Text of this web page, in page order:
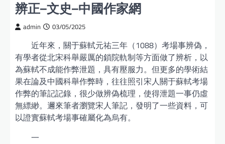
辨正–文史–中國作家網
admin 03/05/2025
近年來，關于蘇軾元祐三年（1088）考場事辨偽，
有學者從北宋科舉嚴厲的鎖院軌制等方面做了辨析，以
為蘇軾不成能作弊泄題，具有壓服力。但更多的學術結
果在論及中國科舉作弊時，往往照引宋人關于蘇軾考場
作弊的筆記記錄，很少做辨偽梳理，使得泄題一事仍虛
無縹緲。邇來筆者瀏覽宋人筆記，發明了一些資料，可
以證實蘇軾考場事確屬化為烏有。
一